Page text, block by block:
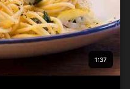
1:37